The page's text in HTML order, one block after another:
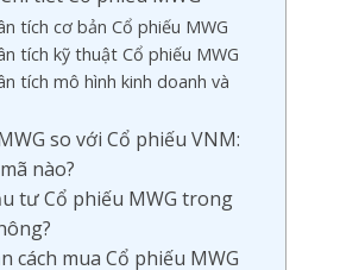
tích cơ bản Cổ phiếu MWG
tích kỹ thuật Cổ phiếu MWG
tích mô hình kinh doanh và
so với Cổ phiếu VNM:
nào?
tư Cổ phiếu MWG trong
cách mua Cổ phiếu MWG